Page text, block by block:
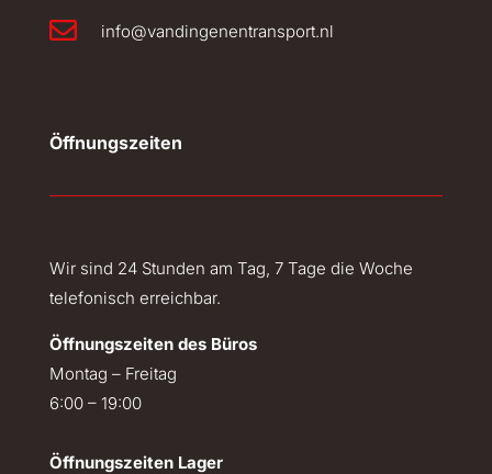
 info@vandingenentransport.nl
Öffnungszeiten
Wir sind 24 Stunden am Tag, 7 Tage die Woche
telefonisch erreichbar.
Öffnungszeiten des Büros
Montag – Freitag
6:00 – 19:00
Öffnungszeiten Lager